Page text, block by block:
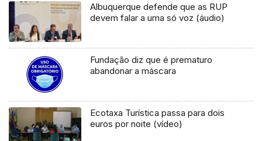
Albuquerque defende que as RUP
devem falar a uma só voz (áudio)
Fundação diz que é prematuro
abandonar a máscara
Ecotaxa Turística passa para dois
euros por noite (vídeo)